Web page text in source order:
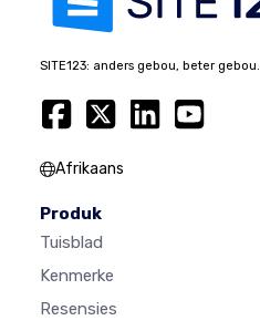
SITE123: anders gebou, beter gebou.
Afrikaans
Produk
Tuisblad
Kenmerke
Resensies